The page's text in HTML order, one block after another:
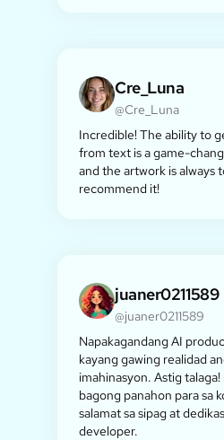
Cre_Luna
@Cre_Luna
Incredible! The ability to
from text is a game-
and the artwork is always
recommend it!
juaner0211589
@juaner0211589
Napakagandang AI
kayang gawing realidad
imahinasyon. Astig
bagong panahon para sa
salamat sa sipag at
developer.